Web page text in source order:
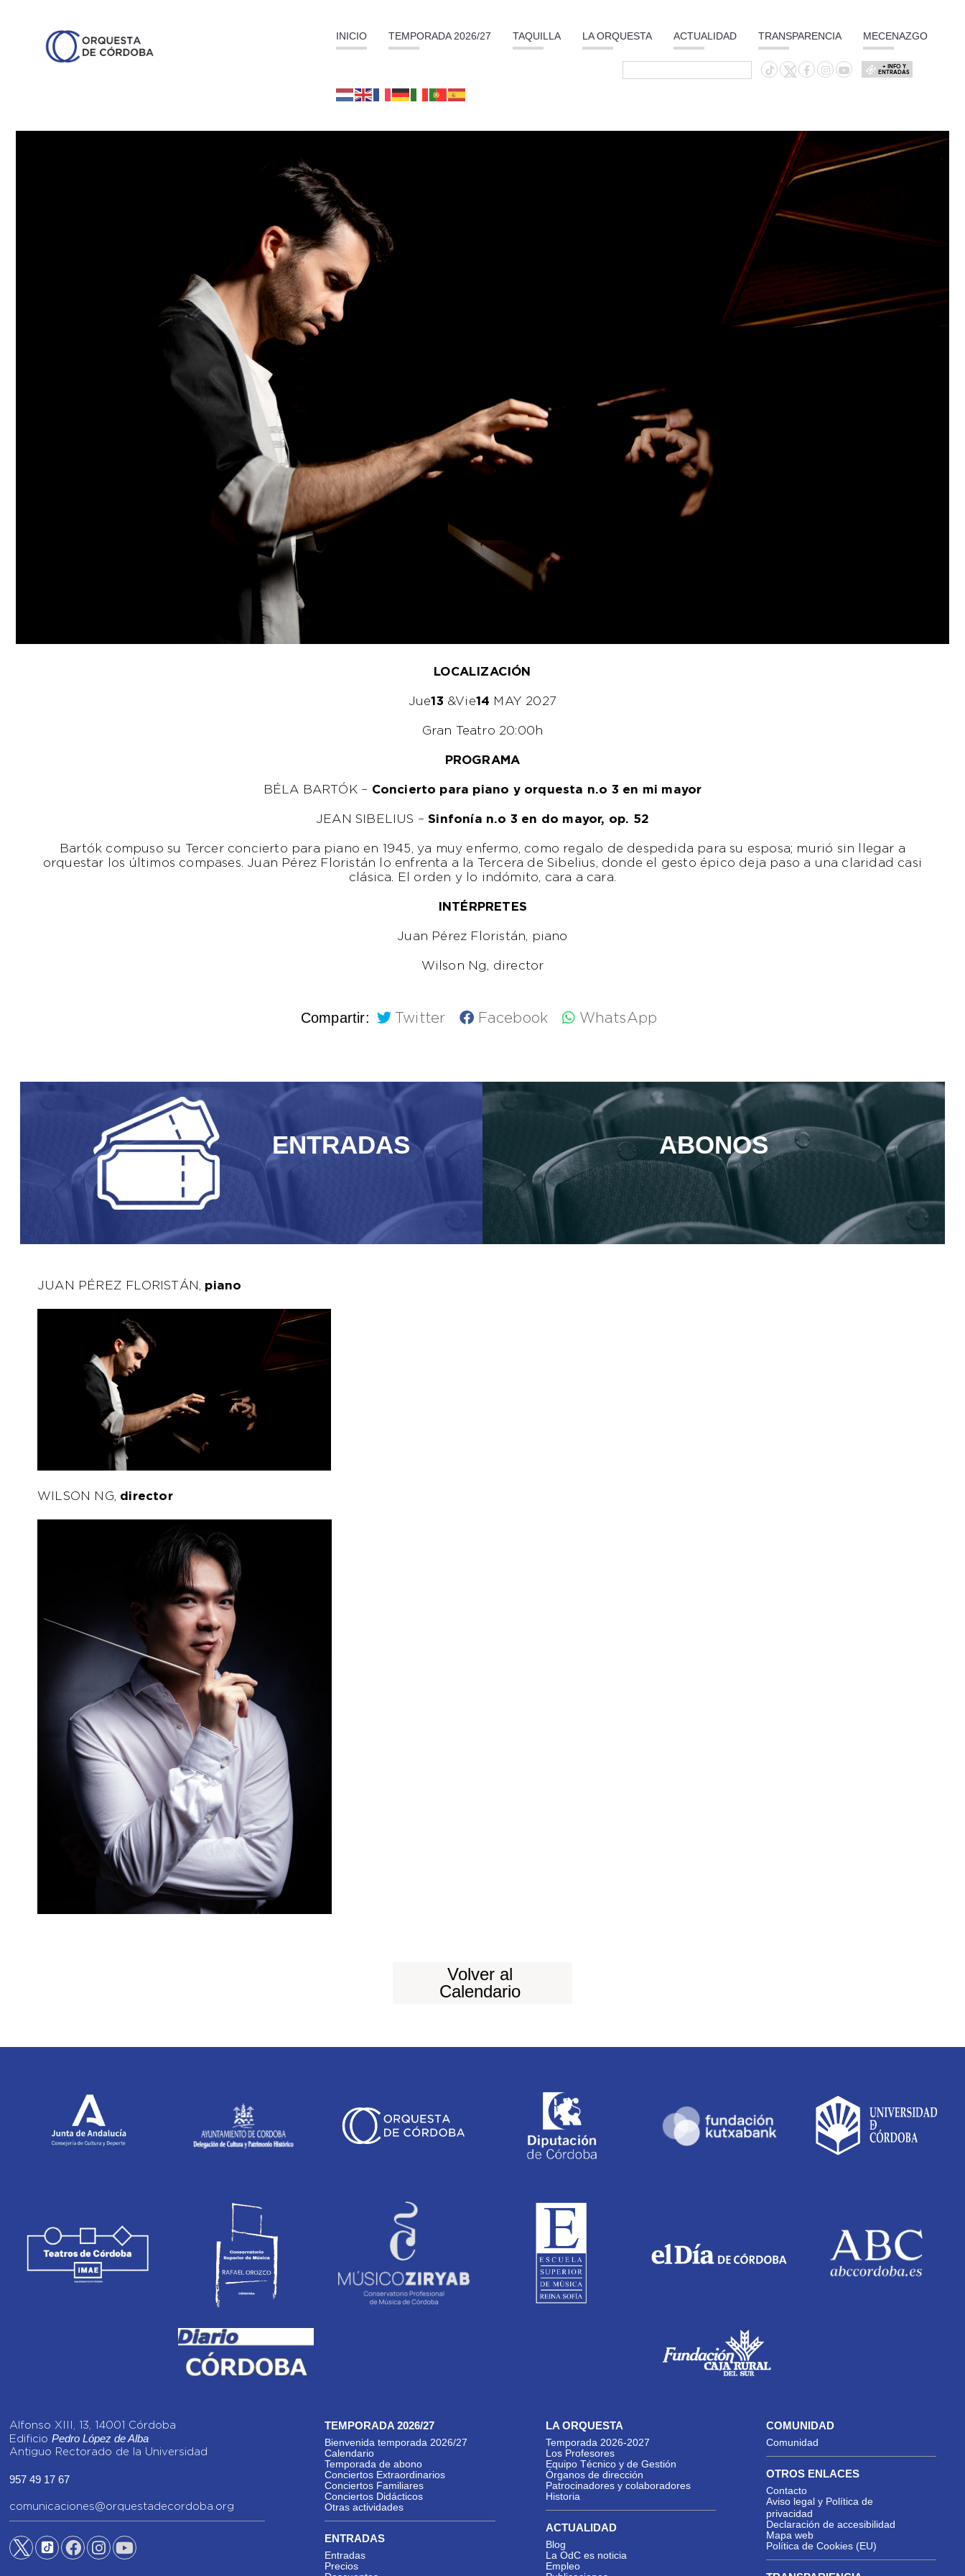
INICIO TEMPORADA 2026/27 TAQUILLA LA ORQUESTA ACTUALIDAD TRANSPARENCIA MECENAZGO
+ INFO Y
ENTRADAS
LOCALIZACIÓN
Jue13 &Vie14 MAY 2027
Gran Teatro 20:00h
PROGRAMA
BÉLA BARTÓK – Concierto para piano y orquesta n.o 3 en mi mayor
JEAN SIBELIUS –Sinfonía n.o 3 en do mayor, op. 52
Bartók compuso su Tercer concierto para piano en 1945, ya muy enfermo, como regalo de despedida para su esposa; murió sin llegar a
orquestar los últimos compases. Juan Pérez Floristán lo enfrenta a la Tercera de Sibelius, donde el gesto épico deja paso a una claridad casi
clásica. El orden y lo indómito, cara a cara.
INTÉRPRETES
Juan Pérez Floristán, piano
Wilson Ng, director
Compartir: Twitter Facebook WhatsApp
ENTRADAS ABONOS
JUAN PÉREZ FLORISTÁN, piano
WILSON NG, director
Volver al
Calendario
Alfonso XIII, 13, 14001 Córdoba
EdificioPedro López de Alba
Antiguo Rectorado de la Universidad
957 49 17 67
comunicaciones@orquestadecordoba.org
TEMPORADA 2026/27
Bienvenida temporada 2026/27
Calendario
Temporada de abono
Conciertos Extraordinarios
Conciertos Familiares
Conciertos Didácticos
Otras actividades
ENTRADAS
Entradas
Precios
LA ORQUESTA
Temporada 2026-2027
Los Profesores
Equipo Técnico y de Gestión
Órganos de dirección
Patrocinadores y colaboradores
Historia
ACTUALIDAD
Blog
La OdC es noticia
Empleo
COMUNIDAD
Comunidad
OTROS ENLACES
Contacto
Aviso legal y Política de
privacidad
Declaración de accesibilidad
Mapa web
Política de Cookies (EU)